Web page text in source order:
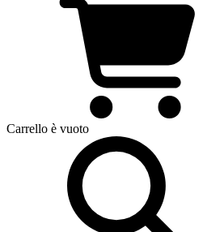
Carrello è vuoto